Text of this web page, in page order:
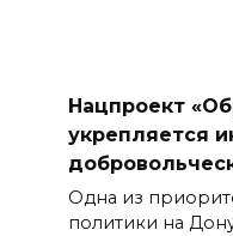
Нацпроект
укрепляется
Одна из
политики на